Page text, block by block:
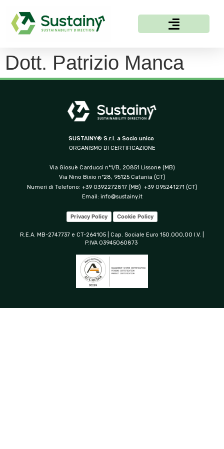
Dott. Patrizio Manca
SUSTAINY® S.r.l. a Socio unico
ORGANISMO DI CERTIFICAZIONE
Via Giosuè Carducci n°1/B, 20851 Lissone (MB)
Via Nino Bixio n°28, 95125 Catania (CT)
Numeri di Telefono: +39 0392272817 (MB) +39 095241271 (CT)
Email: info@sustainy.it
Privacy Policy Cookie Policy
R.E.A. MB-2747737 e CT-264105 | Cap. Sociale Euro 150.000,00 I.V. |
P.IVA 03945060873